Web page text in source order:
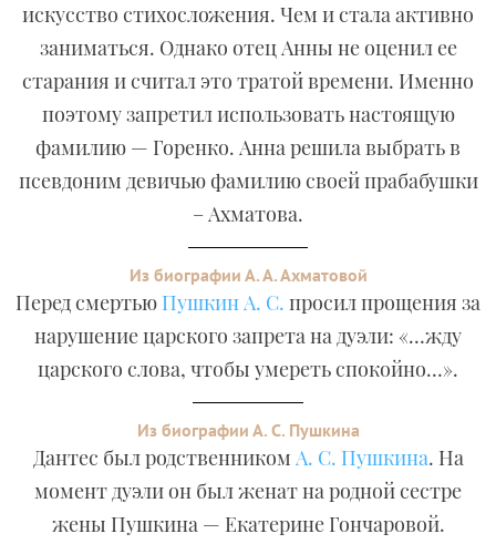
искусство стихосложения. Чем и стала активно
заниматься. Однако отец Анны не оценил ее
старания и считал это тратой времени. Именно
поэтому запретил использовать настоящую
фамилию — Горенко. Анна решила выбрать в
псевдоним девичью фамилию своей прабабушки
– Ахматова.
Из биографии А. А. Ахматовой
Перед смертью Пушкин А. С. просил прощения за
нарушение царского запрета на дуэли: «…жду
царского слова, чтобы умереть спокойно…».
Из биографии А. С. Пушкина
Дантес был родственником А. С. Пушкина. На
момент дуэли он был женат на родной сестре
жены Пушкина — Екатерине Гончаровой.